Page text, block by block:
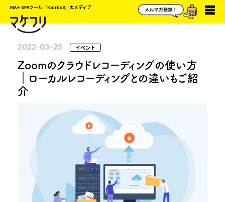
MA＋SFAツール「Kairos3」のメディア
2022-03-25 イベント
Zoomのクラウドレコーディングの使い方
｜ローカルレコーディングとの違いもご紹
介